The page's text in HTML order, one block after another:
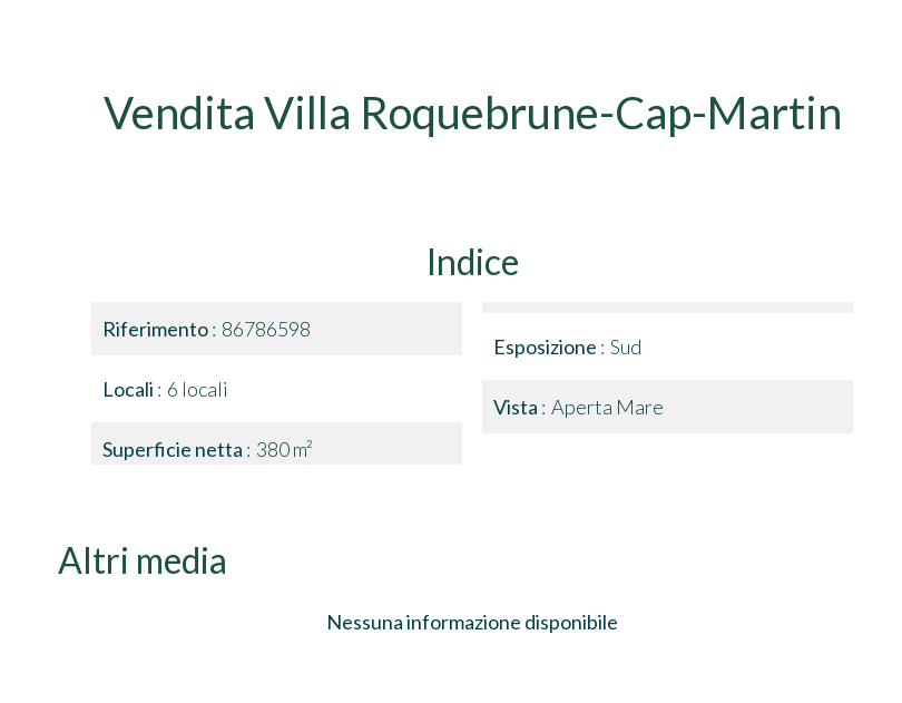
Vendita Villa Roquebrune-Cap-Martin
Indice
Riferimento 86786598
Locali 6 locali
Superficie netta 380 m²
Esposizione Sud
Vista Aperta Mare
Altri media
Nessuna informazione disponibile